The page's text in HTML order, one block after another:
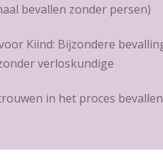
bevallen zonder persen)
Kiind: Bijzondere
verloskundige
in het proces bevallen